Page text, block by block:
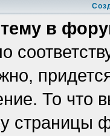
в
То что
страницы